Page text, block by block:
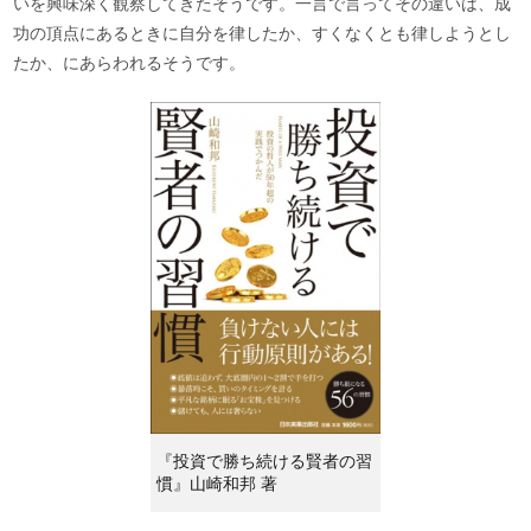
功の頂点にあるときに自分を律したか、すくなくとも律しようとし
たか、にあらわれるそうです。
『投資で勝ち続ける賢者の習
慣』山崎和邦 著